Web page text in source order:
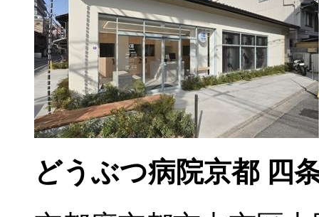
どうぶつ病院京都 四